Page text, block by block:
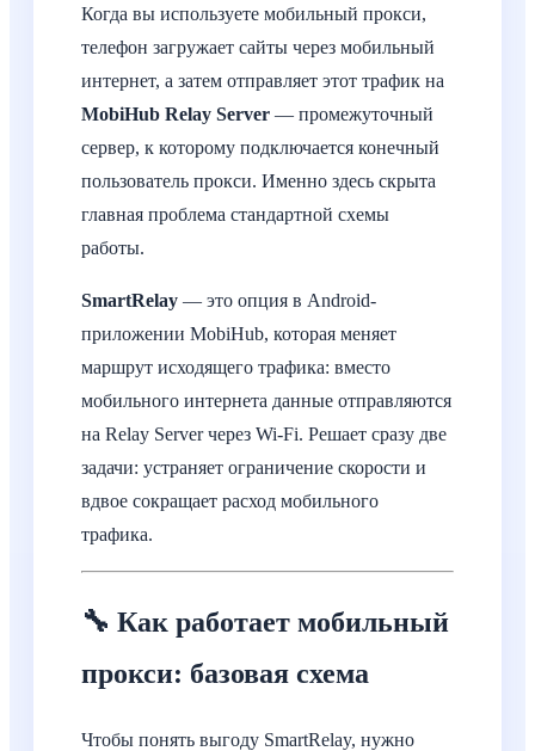
Когда вы используете мобильный прокси,
телефон загружает сайты через мобильный
интернет, а затем отправляет этот трафик на
MobiHub Relay Server — промежуточный
сервер, к которому подключается конечный
пользователь прокси. Именно здесь скрыта
главная проблема стандартной схемы
работы.
SmartRelay — это опция в Android-
приложении MobiHub, которая меняет
маршрут исходящего трафика: вместо
мобильного интернета данные отправляются
на Relay Server через Wi-Fi. Решает сразу две
задачи: устраняет ограничение скорости и
вдвое сокращает расход мобильного
трафика.
🔧 Как работает мобильный
прокси: базовая схема
Чтобы понять выгоду SmartRelay, нужно